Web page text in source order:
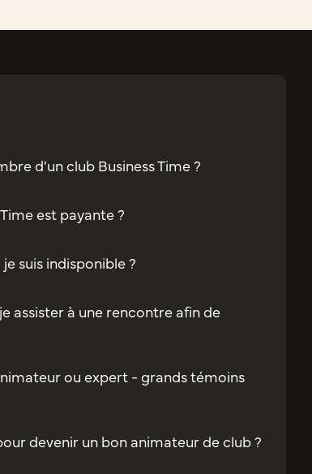
d'un club Business Time ?
est payante ?
suis indisponible ?
assister à une rencontre afin de
ou expert - grands témoins
devenir un bon animateur de club ?